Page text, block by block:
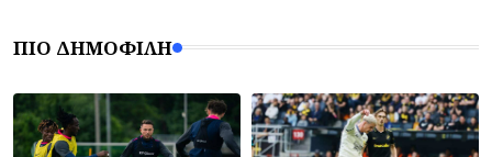
ΠΙΟ ΔΗΜΟΦΙΛΉ